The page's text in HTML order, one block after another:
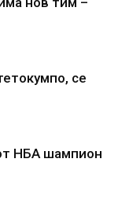
се
НБА шампион